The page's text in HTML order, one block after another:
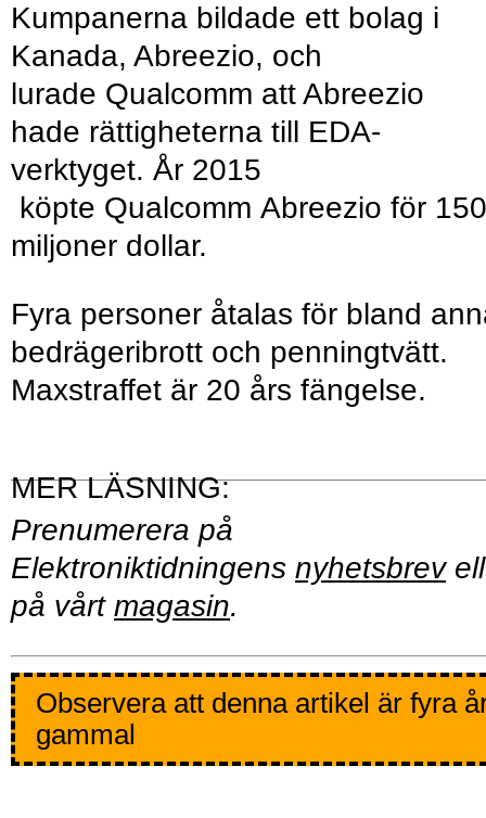
Kumpanerna bildade ett bolag i
Kanada, Abreezio, och
lurade Qualcomm att Abreezio
hade rättigheterna till EDA-
verktyget. År 2015
köpte Qualcomm Abreezio för 150
miljoner dollar.
Fyra personer åtalas för bland
bedrägeribrott och penningtvätt.
Maxstraffet är 20 års fängelse.
Prenumerera på
Elektroniktidningens nyhetsbrev
på vårt magasin.
Observera att denna artikel är fyra
gammal